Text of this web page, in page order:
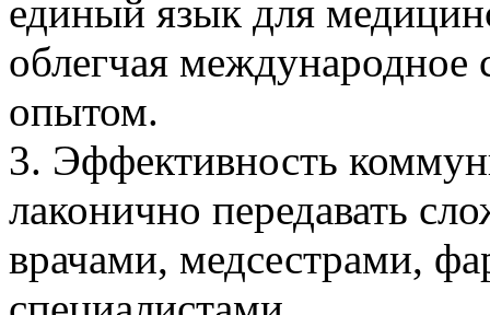
единый язык для
облегчая международное
опытом.
3. Эффективность
лаконично передавать
врачами, медсестрами,